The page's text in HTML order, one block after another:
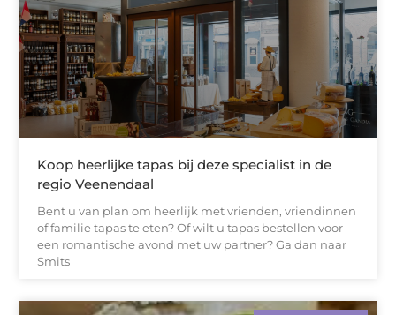
Koop heerlijke tapas bij deze specialist in de
regio Veenendaal
Bent u van plan om heerlijk met vrienden, vriendinnen
of familie tapas te eten? Of wilt u tapas bestellen voor
een romantische avond met uw partner? Ga dan naar
Smits